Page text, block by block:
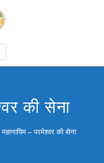
की सेना
महानायिम – परमेश्‍वर की सेना